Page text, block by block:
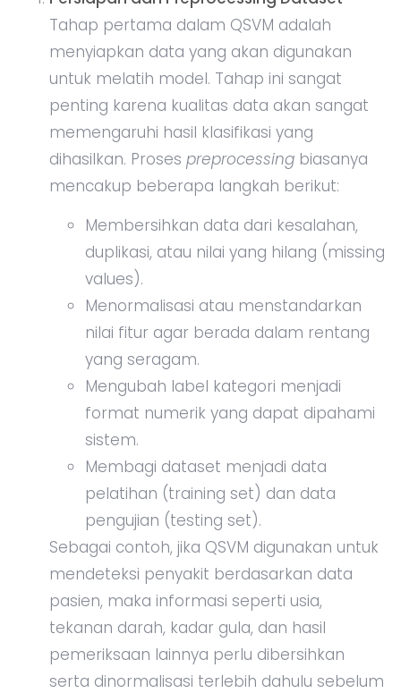
Tahap pertama dalam QSVM adalah
menyiapkan data yang akan digunakan
untuk melatih model. Tahap ini sangat
penting karena kualitas data akan sangat
memengaruhi hasil klasifikasi yang
dihasilkan. Proses preprocessing biasanya
mencakup beberapa langkah berikut:
Membersihkan data dari kesalahan,
duplikasi, atau nilai yang hilang (missing
values).
Menormalisasi atau menstandarkan
nilai fitur agar berada dalam rentang
yang seragam.
Mengubah label kategori menjadi
format numerik yang dapat dipahami
sistem.
Membagi dataset menjadi data
pelatihan (training set) dan data
pengujian (testing set).
Sebagai contoh, jika QSVM digunakan untuk
mendeteksi penyakit berdasarkan data
pasien, maka informasi seperti usia,
tekanan darah, kadar gula, dan hasil
pemeriksaan lainnya perlu dibersihkan
serta dinormalisasi terlebih dahulu sebelum